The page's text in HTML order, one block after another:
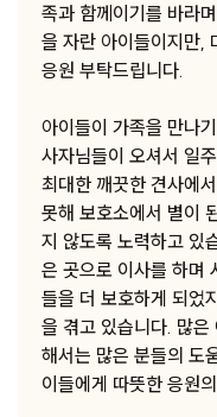
족과 함께이기를 바라
을 자란 아이들이지만,
응원 부탁드립니다.
아이들이 가족을 만나
사자님들이 오셔서 일
최대한 깨끗한 견사에
못해 보호소에서 별이
지 않도록 노력하고 있
은 곳으로 이사를 하며
들을 더 보호하게 되었
을 겪고 있습니다. 많은
해서는 많은 분들의 도
이들에게 따뜻한 응원